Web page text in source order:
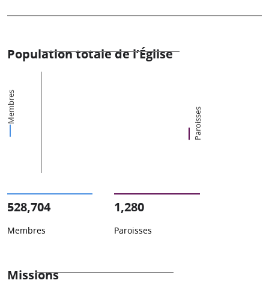
Population totale de l’Église
Membres Paroisses
528,704
Membres
1,280
Paroisses
Missions